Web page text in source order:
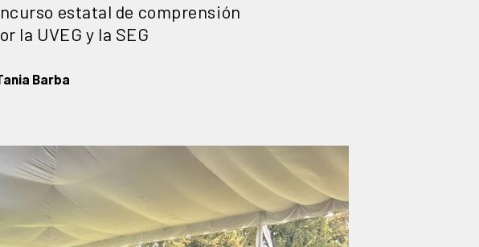
estatal de comprensión
la UVEG y la SEG
Barba